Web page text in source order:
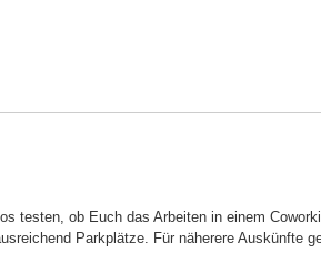
testen, ob Euch das Arbeiten in einem
Parkplätze. Für näherere Auskünfte